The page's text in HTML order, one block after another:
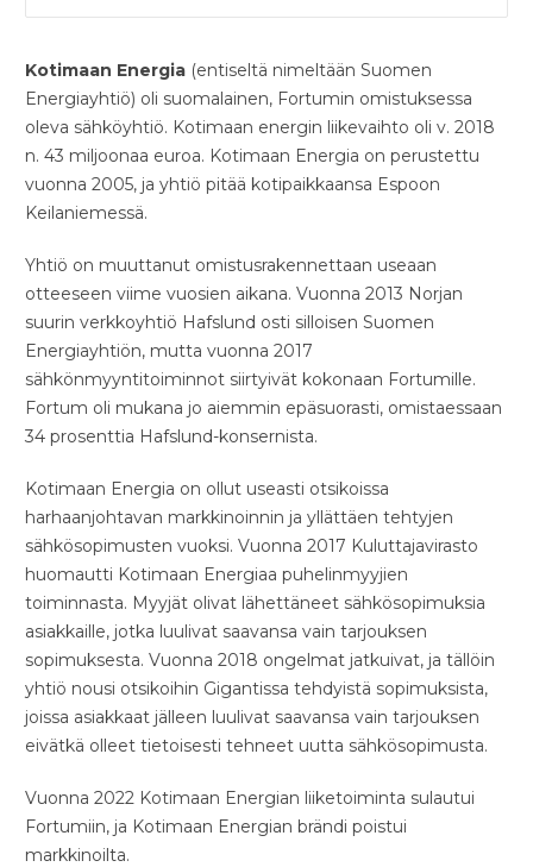
Kotimaan Energia (entiseltä nimeltään Suomen
Energiayhtiö) oli suomalainen, Fortumin omistuksessa
oleva sähköyhtiö. Kotimaan energin liikevaihto oli v. 2018
n. 43 miljoonaa euroa. Kotimaan Energia on perustettu
vuonna 2005, ja yhtiö pitää kotipaikkaansa Espoon
Keilaniemessä.
Yhtiö on muuttanut omistusrakennettaan useaan
otteeseen viime vuosien aikana. Vuonna 2013 Norjan
suurin verkkoyhtiö Hafslund osti silloisen Suomen
Energiayhtiön, mutta vuonna 2017
sähkönmyyntitoiminnot siirtyivät kokonaan Fortumille.
Fortum oli mukana jo aiemmin epäsuorasti, omistaessaan
34 prosenttia Hafslund-konsernista.
Kotimaan Energia on ollut useasti otsikoissa
harhaanjohtavan markkinoinnin ja yllättäen tehtyjen
sähkösopimusten vuoksi. Vuonna 2017 Kuluttajavirasto
huomautti Kotimaan Energiaa puhelinmyyjien
toiminnasta. Myyjät olivat lähettäneet sähkösopimuksia
asiakkaille, jotka luulivat saavansa vain tarjouksen
sopimuksesta. Vuonna 2018 ongelmat jatkuivat, ja tällöin
yhtiö nousi otsikoihin Gigantissa tehdyistä sopimuksista,
joissa asiakkaat jälleen luulivat saavansa vain tarjouksen
eivätkä olleet tietoisesti tehneet uutta sähkösopimusta.
Vuonna 2022 Kotimaan Energian liiketoiminta sulautui
Fortumiin, ja Kotimaan Energian brändi poistui
markkinoilta.